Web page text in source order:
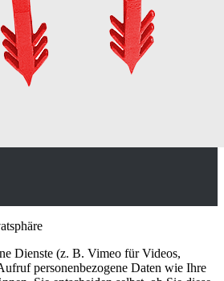
Dienste (z. B. Vimeo für Videos,
personenbezogene Daten wie Ihre